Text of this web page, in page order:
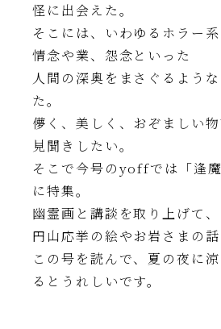
怪に出会えた。
そこには、いわゆるホラー系
情念や業、怨念といった
人間の深奥をまさぐるよう
た。
儚く、美しく、おぞましい
見聞きしたい。
そこで今号のyoffでは「逢
に特集。
幽霊画と講談を取り上げて、
円山応挙の絵やお岩さまの話
この号を読んで、夏の夜に
るとうれしいです。